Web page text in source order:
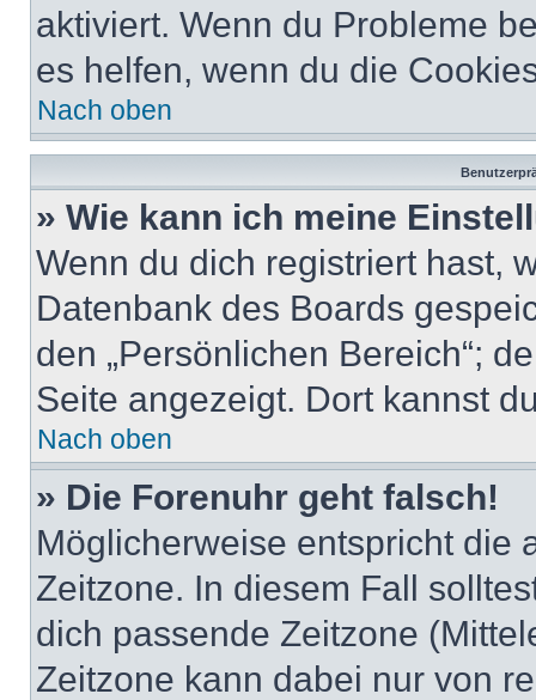
aktiviert. Wenn du Probleme
es helfen, wenn du die
Nach oben
» Wie kann ich meine
Wenn du dich registriert hast,
Datenbank des Boards
den „Persönlichen Bereich“;
Seite angezeigt. Dort kannst
Nach oben
» Die Forenuhr geht falsch!
Möglicherweise entspricht die
Zeitzone. In diesem Fall
dich passende Zeitzone
Zeitzone kann dabei nur von